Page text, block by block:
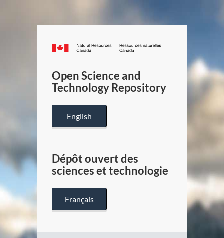
Canada.ca
/
Canada
Open Science and
Technology Repository
English
Dépôt ouvert des
sciences et technologie
Français